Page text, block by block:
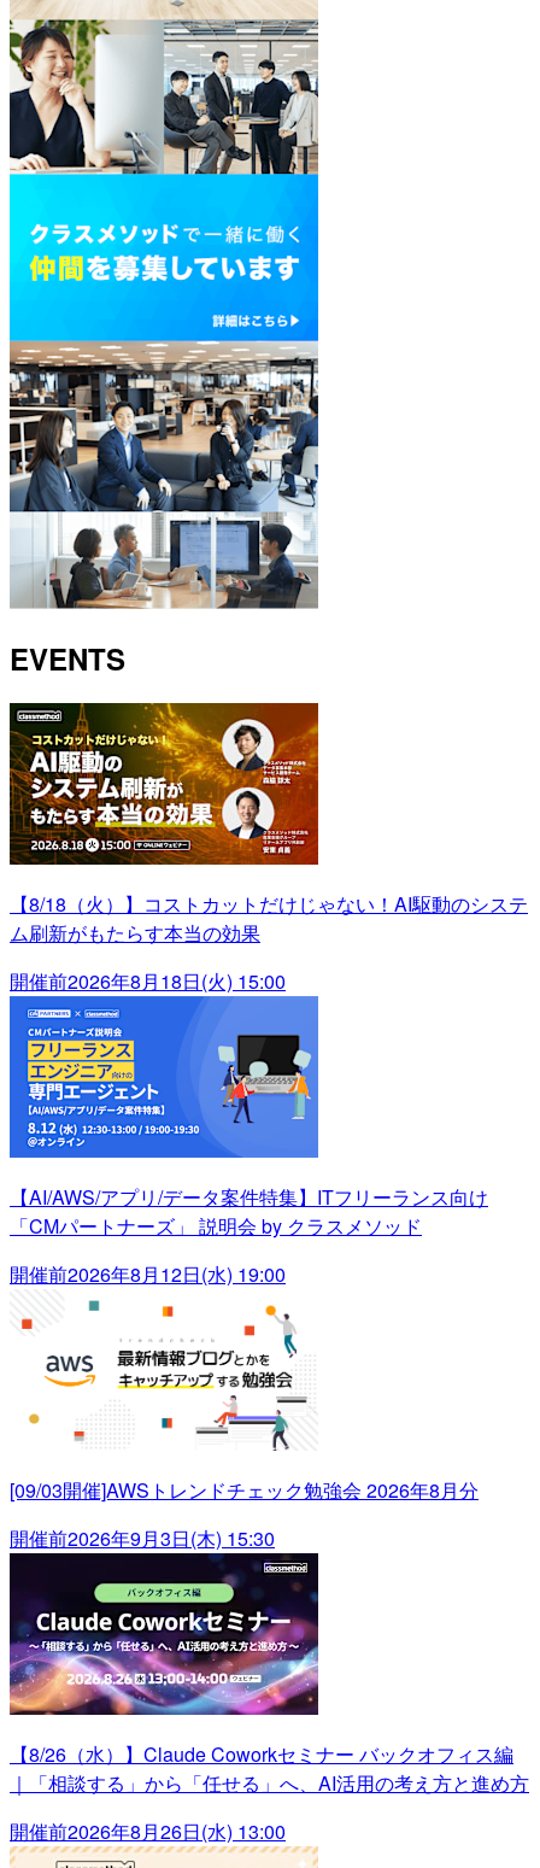
EVENTS
【8/18（火）】コストカットだけじゃない！AI駆動のシステ
ム刷新がもたらす本当の効果
開催前2026年8月18日(火) 15:00
【AI/AWS/アプリ/データ案件特集】ITフリーランス向け
「CMパートナーズ」 説明会 by クラスメソッド
開催前2026年8月12日(水) 19:00
[09/03開催]AWSトレンドチェック勉強会 2026年8月分
開催前2026年9月3日(木) 15:30
【8/26（水）】Claude Coworkセミナー バックオフィス編
｜「相談する」から「任せる」へ、AI活用の考え方と進め方
開催前2026年8月26日(水) 13:00